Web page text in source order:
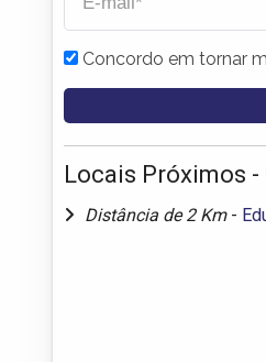
Concordo em tornar
Locais Próximos -
Distância de 2 Km -